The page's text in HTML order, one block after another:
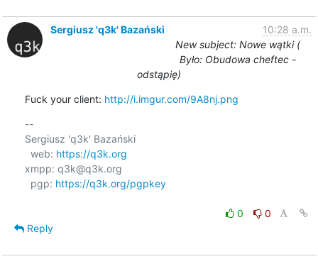
Sergiusz 'q3k' Bazański
10:28 a.m.
New subject: Nowe wątki (
Było: Obudowa cheftec -
odstąpię)
Fuck your client: http://i.imgur.com/9A8nj.png
--
Sergiusz 'q3k' Bazański
  web:
https://q3k.org
xmpp: q3k@q3k.org
  pgp:
https://q3k.org/pgpkey
0
0
Reply